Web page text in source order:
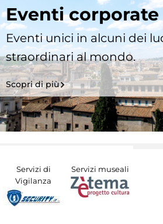
Eventi corporate
Eventi unici in alcuni dei
straordinari al mondo.
Scopri di più
Servizi di
Vigilanza
Servizi museali